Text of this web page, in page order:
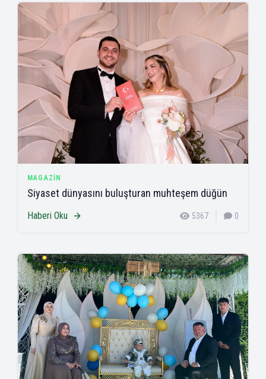
MAGAZIN
Siyaset dünyasını buluşturan muhteşem düğün
Haberi Oku 5367 0